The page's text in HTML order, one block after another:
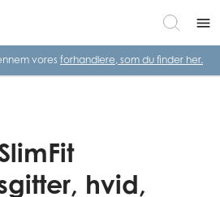
menu
vores forhandlere, som du finder her.
hvid,